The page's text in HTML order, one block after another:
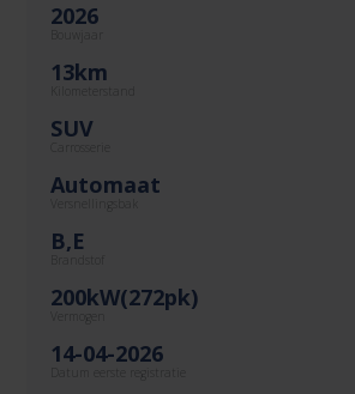
2026
13km
SUV
Automaat
Versnellingsbak
B,E
200kW(272pk)
Vermogen
14-04-2026
Datum eerste registratie